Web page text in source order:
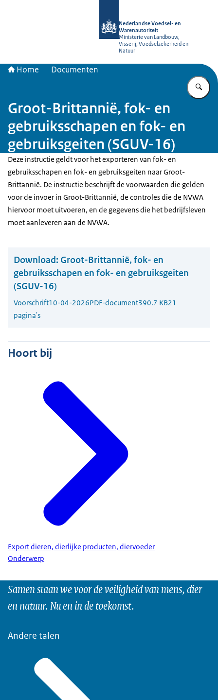
Nederlandse Voedsel- en
Warenautoriteit
Ministerie van Landbouw,
Visserij, Voedselzekerheid en
Natuur
Home Documenten
Groot-Brittannië, fok- en
gebruiksschapen en fok- en
gebruiksgeiten (SGUV-16)
Deze instructie geldt voor het exporteren van fok- en
gebruiksschapen en fok- en gebruiksgeiten naar Groot-
Brittannië. De instructie beschrijft de voorwaarden die gelden
voor de invoer in Groot-Brittannië, de controles die de NVWA
hiervoor moet uitvoeren, en de gegevens die het bedrijfsleven
moet aanleveren aan de NVWA.
Download: Groot-Brittannië, fok- en
gebruiksschapen en fok- en gebruiksgeiten
(SGUV-16)
Voorschrift10-04-2026PDF-document390.7 KB21
pagina's
Hoort bij
Export dieren, dierlijke producten, diervoeder
Onderwerp
Samen staan we voor de veiligheid van mens, dier
en natuur. Nu en in de toekomst.
Andere talen